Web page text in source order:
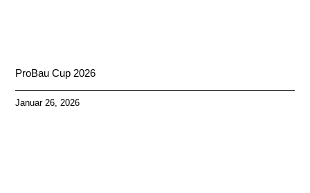
ProBau Cup 2026
Januar 26, 2026